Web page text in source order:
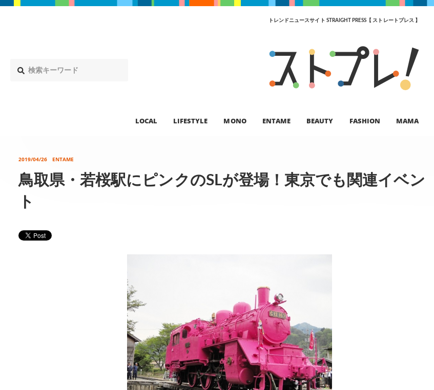
トレンドニュースサイト STRAIGHT PRESS【 ストレートプレス 】
LOCAL LIFESTYLE MONO ENTAME BEAUTY FASHION MAMA
2019/04/26 ENTAME
鳥取県・若桜駅にピンクのSLが登場！東京でも関連イベン
ト